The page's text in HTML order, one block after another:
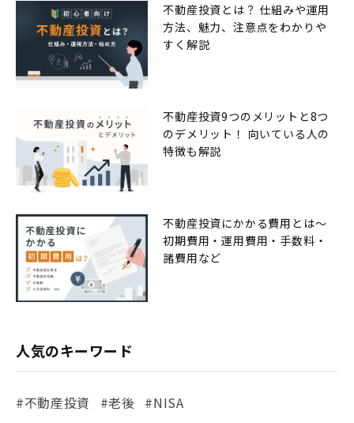
不動産投資とは？ 仕組みや運用
方法、魅力、注意点をわかりや
すく解説
不動産投資9つのメリットと8つ
のデメリット！ 向いている人の
特徴も解説
不動産投資にかかる費用とは〜
初期費用・運用費用・手数料・
諸費用など
人気のキーワード
#不動産投資 #老後 #NISA